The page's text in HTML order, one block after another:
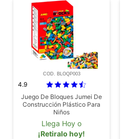
COD. BLOQP003
4.9
Juego De Bloques Jumei De
Construcción Plástico Para
Niños
Llega Hoy o
¡Retiralo hoy!